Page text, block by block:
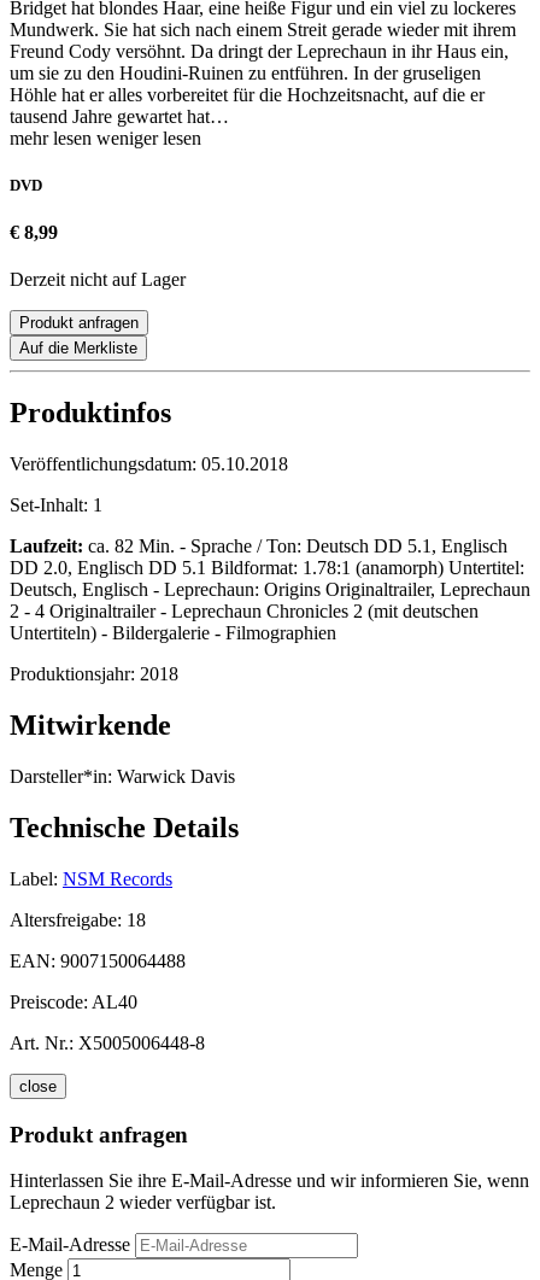
Bridget hat blondes Haar, eine heiße Figur und ein viel zu lockeres
Mundwerk. Sie hat sich nach einem Streit gerade wieder mit ihrem
Freund Cody versöhnt. Da dringt der Leprechaun in ihr Haus ein,
um sie zu den Houdini-Ruinen zu entführen. In der gruseligen
Höhle hat er alles vorbereitet für die Hochzeitsnacht, auf die er
tausend Jahre gewartet hat…
mehr lesen weniger lesen
DVD
€ 8,99
Derzeit nicht auf Lager
Produkt anfragen
Auf die Merkliste
Produktinfos
Veröffentlichungsdatum: 05.10.2018
Set-Inhalt: 1
Laufzeit: ca. 82 Min. - Sprache / Ton: Deutsch DD 5.1, Englisch
DD 2.0, Englisch DD 5.1 Bildformat: 1.78:1 (anamorph) Untertitel:
Deutsch, Englisch - Leprechaun: Origins Originaltrailer, Leprechaun
2 - 4 Originaltrailer - Leprechaun Chronicles 2 (mit deutschen
Untertiteln) - Bildergalerie - Filmographien
Produktionsjahr: 2018
Mitwirkende
Darsteller*in: Warwick Davis
Technische Details
Label: NSM Records
Altersfreigabe: 18
EAN: 9007150064488
Preiscode: AL40
Art. Nr.: X5005006448-8
close
Produkt anfragen
Hinterlassen Sie ihre E-Mail-Adresse und wir informieren Sie, wenn
Leprechaun 2 wieder verfügbar ist.
E-Mail-Adresse
Menge